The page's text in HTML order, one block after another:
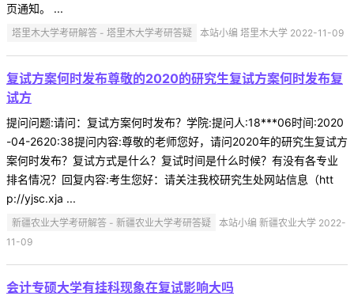
页通知。 ...
塔里木大学考研解答 - 塔里木大学考研答疑 本站小编 塔里木大学 2022-11-09
复试方案何时发布尊敬的2020的研究生复试方案何时发布复
试方
提问问题:请问：复试方案何时发布？学院:提问人:18***06时间:2020
-04-2620:38提问内容:尊敬的老师您好，请问2020年的研究生复试方
案何时发布？复试方式是什么？复试时间是什么时候？有没有各专业
排名情况？回复内容:考生您好：请关注我校研究生处网站信息（htt
p://yjsc.xja ...
新疆农业大学考研解答 - 新疆农业大学考研答疑
本站小编 新疆农业大学 2022-
11-09
会计专硕大学有挂科现象在复试影响大吗